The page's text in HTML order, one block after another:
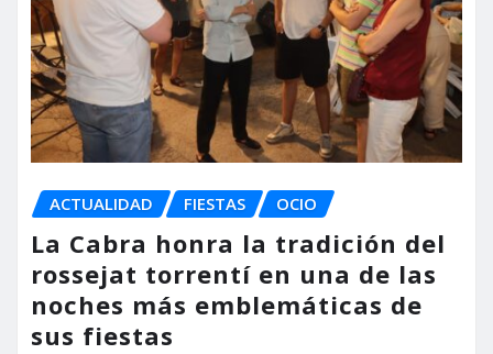
ACTUALIDAD FIESTAS OCIO
La Cabra honra la tradición del
rossejat torrentí en una de las
noches más emblemáticas de
sus fiestas